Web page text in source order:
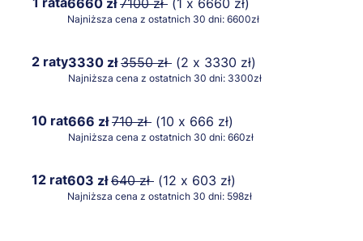
Najniższa cena z ostatnich 30 dni: 6600zł
2 raty3330 zł3550 zł (2 x 3330 zł)
Najniższa cena z ostatnich 30 dni: 3300zł
10 rat666 zł710 zł (10 x 666 zł)
Najniższa cena z ostatnich 30 dni: 660zł
12 rat603 zł640 zł (12 x 603 zł)
Najniższa cena z ostatnich 30 dni: 598zł